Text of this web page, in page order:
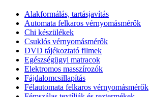
Alakformálás, tartásjavítás
Automata felkaros vérnyomásmérők
Chi készülékek
Csuklós vérnyomásmérők
DVD tájékoztató filmek
Egészségügyi matracok
Elektromos masszírozók
Fájdalomcsillapítás
Félautomata felkaros vérnyomásmérők